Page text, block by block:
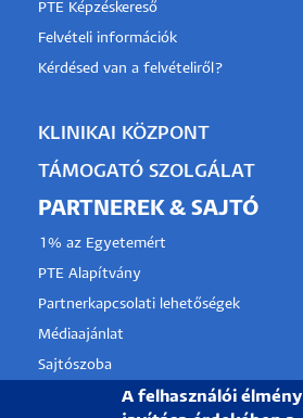
PTE Képzéskereső
Felvételi információk
Kérdésed van a felvételiről?
KLINIKAI KÖZPONT
TÁMOGATÓ SZOLGÁLAT
PARTNEREK & SAJTÓ
1% az Egyetemért
PTE Alapítvány
Partnerkapcsolati lehetőségek
Médiaajánlat
Sajtószoba
Pályázati projektekA felhasználói élmény